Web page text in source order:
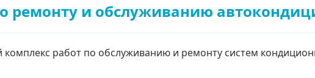
ремонту и обслуживанию
работ по обслуживанию и ремонту систем